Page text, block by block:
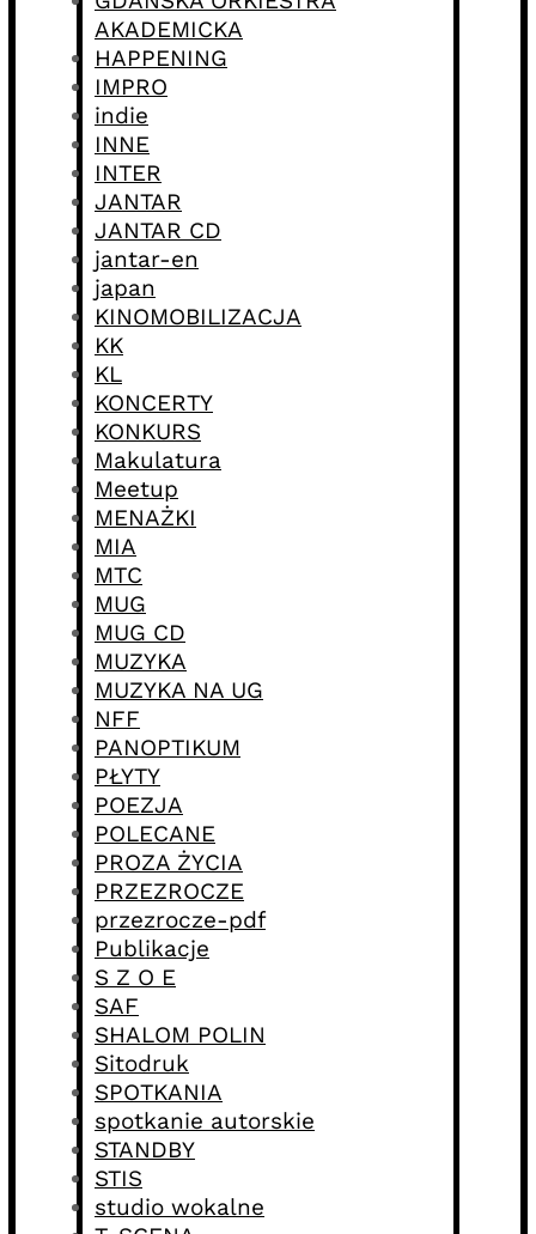
AKADEMICKA
HAPPENING
IMPRO
indie
INNE
INTER
JANTAR
JANTAR CD
jantar-en
japan
KINOMOBILIZACJA
KK
KL
KONCERTY
KONKURS
Makulatura
Meetup
MENAŻKI
MIA
MTC
MUG
MUG CD
MUZYKA
MUZYKA NA UG
NFF
PANOPTIKUM
PŁYTY
POEZJA
POLECANE
PROZA ŻYCIA
PRZEZROCZE
przezrocze-pdf
Publikacje
S Z O E
SAF
SHALOM POLIN
Sitodruk
SPOTKANIA
spotkanie autorskie
STANDBY
STIS
studio wokalne